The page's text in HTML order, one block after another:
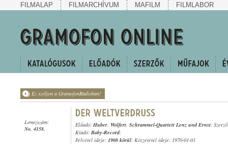
FILMALAP FILMARCHÍVUM MAFILM FILMLABOR
Ez szóljon a GramofonRádióban!
Lemezszám:
No. 4158.
Előadó: Huber, Wolfert, Schrammel-Quartett Lenz und Ernst;
Kiadó: Baby-Record;
Felvétel ideje: 1908 körül; Közzététel ideje: 1970-01-01